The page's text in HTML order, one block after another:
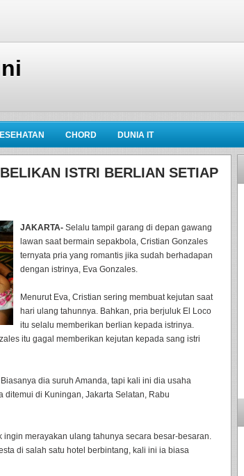
CHORD DUNIA IT
ISTRI BERLIAN SETIAP
JAKARTA- Selalu tampil garang di depan gawang
lawan saat bermain sepakbola, Cristian Gonzales
ternyata pria yang romantis jika sudah berhadapan
dengan istrinya, Eva Gonzales.
Menurut Eva, Cristian sering membuat kejutan saat
hari ulang tahunnya. Bahkan, pria berjuluk El Loco
itu selalu memberikan berlian kepada istrinya.
itu gagal memberikan kejutan kepada sang istri
dia suruh Amanda, tapi kali ini dia usaha
ditemui di Kuningan, Jakarta Selatan, Rabu
merayakan ulang tahunya secara besar-besaran.
di salah satu hotel berbintang, kali ini ia biasa